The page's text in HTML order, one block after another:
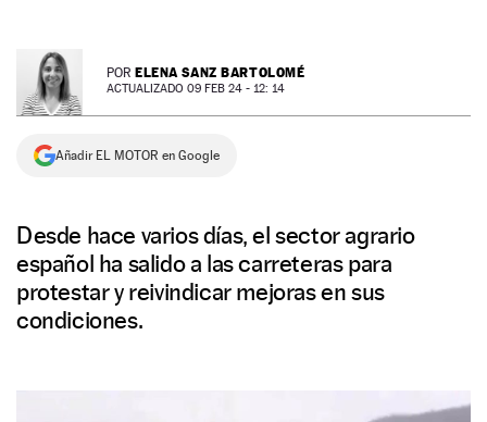
SÍGUENOS
POR ELENA SANZ BARTOLOMÉ
ACTUALIZADO 09 FEB 24 - 12: 14
Añadir EL MOTOR en Google
Desde hace varios días, el sector agrario
español ha salido a las carreteras para
protestar y reivindicar mejoras en sus
condiciones.